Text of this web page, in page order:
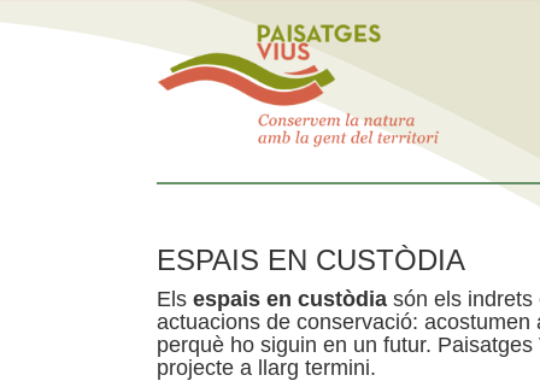
ESPAIS EN CUSTÒDIA
Els espais en custòdia són els indrets
actuacions de conservació:
perquè ho siguin en un futur.
projecte a llarg termini.